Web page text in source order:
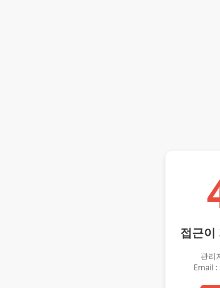
접근이
관리
Email